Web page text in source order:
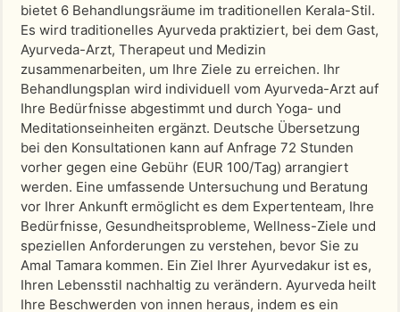
bietet 6 Behandlungsräume im traditionellen Kerala-Stil.
Es wird traditionelles Ayurveda praktiziert, bei dem Gast,
Ayurveda-Arzt, Therapeut und Medizin
zusammenarbeiten, um Ihre Ziele zu erreichen. Ihr
Behandlungsplan wird individuell vom Ayurveda-Arzt auf
Ihre Bedürfnisse abgestimmt und durch Yoga- und
Meditationseinheiten ergänzt. Deutsche Übersetzung
bei den Konsultationen kann auf Anfrage 72 Stunden
vorher gegen eine Gebühr (EUR 100/Tag) arrangiert
werden. Eine umfassende Untersuchung und Beratung
vor Ihrer Ankunft ermöglicht es dem Expertenteam, Ihre
Bedürfnisse, Gesundheitsprobleme, Wellness-Ziele und
speziellen Anforderungen zu verstehen, bevor Sie zu
Amal Tamara kommen. Ein Ziel Ihrer Ayurvedakur ist es,
Ihren Lebensstil nachhaltig zu verändern. Ayurveda heilt
Ihre Beschwerden von innen heraus, indem es ein